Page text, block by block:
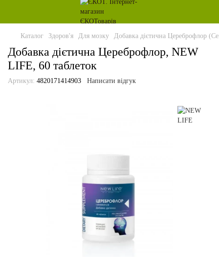
Каталог Здоров'я Для мозку Добавка дієтична Цереброфлор
Добавка дієтична Цереброфлор, NEW
LIFE, 60 таблеток
Артикул: 4820171414903 Написати відгук